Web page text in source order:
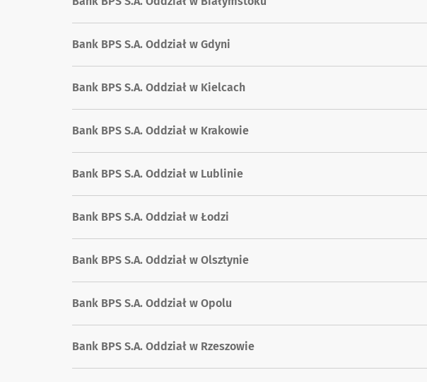
Bank BPS S.A. Oddział w Gdyni
Bank BPS S.A. Oddział w Kielcach
Bank BPS S.A. Oddział w Krakowie
Bank BPS S.A. Oddział w Lublinie
Bank BPS S.A. Oddział w Łodzi
Bank BPS S.A. Oddział w Olsztynie
Bank BPS S.A. Oddział w Opolu
Bank BPS S.A. Oddział w Rzeszowie